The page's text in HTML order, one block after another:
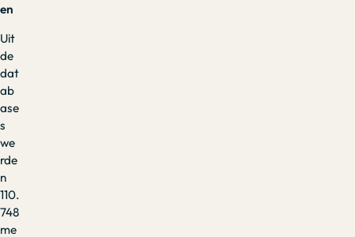
en
Uit
de
dat
ab
ase
s
we
rde
n
110.
748
me